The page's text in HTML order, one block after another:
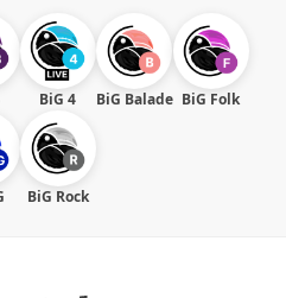
BiG 4 BiG Balade BiG Folk
BiG Rock